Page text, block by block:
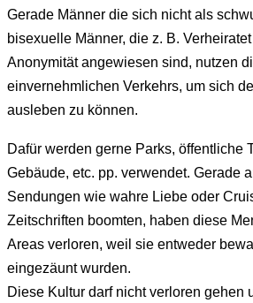
Gerade Männer die sich nicht als
bisexuelle Männer, die z. B.
Anonymität angewiesen sind, nutzen
einvernehmlichen Verkehrs, um sich
ausleben zu können.
Dafür werden gerne Parks, öffentliche
Gebäude, etc. pp. verwendet. Gerade
Sendungen wie wahre Liebe oder
Zeitschriften boomten, haben diese
Areas verloren, weil sie entweder
eingezäunt wurden.
Diese Kultur darf nicht verloren gehen